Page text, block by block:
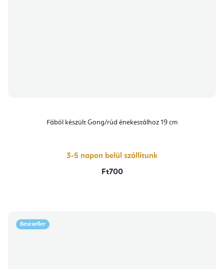
Fából készült Gong/rúd énekestálhoz 19 cm
3-5 napon belül szállítunk
Ft700
Bestseller